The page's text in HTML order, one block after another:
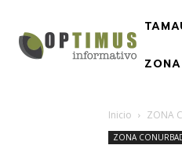
Inicio ZONA
ZONA